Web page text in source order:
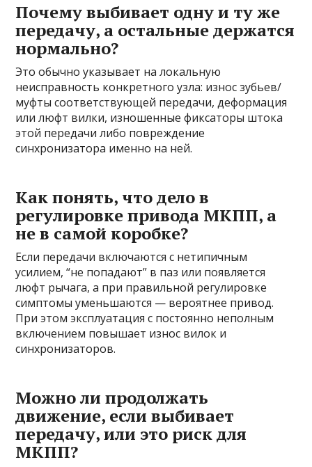
Почему выбивает одну и ту же
передачу, а остальные держатся
нормально?
Это обычно указывает на локальную
неисправность конкретного узла: износ зубьев/
муфты соответствующей передачи, деформация
или люфт вилки, изношенные фиксаторы штока
этой передачи либо повреждение
синхронизатора именно на ней.
Как понять, что дело в
регулировке привода МКПП, а
не в самой коробке?
Если передачи включаются с нетипичным
усилием, “не попадают” в паз или появляется
люфт рычага, а при правильной регулировке
симптомы уменьшаются — вероятнее привод.
При этом эксплуатация с постоянно неполным
включением повышает износ вилок и
синхронизаторов.
Можно ли продолжать
движение, если выбивает
передачу, или это риск для
МКПП?